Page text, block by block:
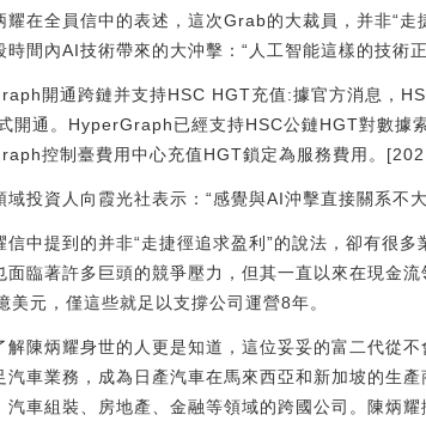
耀在全員信中的表述，這次Grab的大裁員，并非“
時間內AI技術帶來的大沖擊：“人工智能這樣的技術
開通跨鏈并支持HSC HGT充值:據官方消息，
開通。HyperGraph已經支持HSC公鏈HGT對數
控制臺費用中心充值HGT鎖定為服務費用。
域投資人向霞光社表示：“感覺與AI沖擊直接關系不
信中提到的并非“走捷徑追求盈利”的說法，卻有很
面臨著許多巨頭的競爭壓力，但其一直以來在現金
美元，僅這些就足以支撐公司運營8年。
解陳炳耀身世的人更是知道，這位妥妥的富二代從
汽車業務，成為日產汽車在馬來西亞和新加坡的生
汽車組裝、房地產、金融等領域的跨國公司。陳炳